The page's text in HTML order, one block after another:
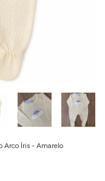
Arco Íris - Amarelo